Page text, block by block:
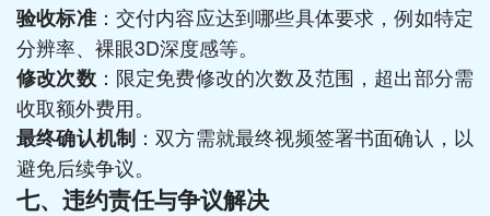
验收标准：交付内容应达到哪些具体要求，例如特定
分辨率、裸眼3D深度感等。
修改次数：限定免费修改的次数及范围，超出部分需
收取额外费用。
最终确认机制 ：双方需就最终视频签署书面确认，以
避免后续争议。
七、违约责任与争议解决